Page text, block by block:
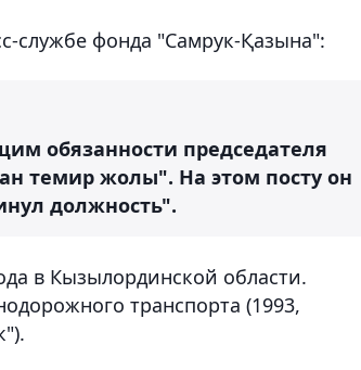
службе фонда "Самрук-Қазына":
обязанности председателя
темир жолы". На этом посту он
должность".
в Кызылординской области.
транспорта (1993,